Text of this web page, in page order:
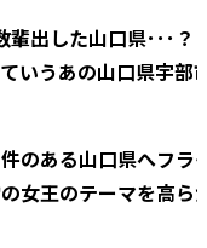
輩出した山口県･･･？
いうあの山口県宇部
のある山口県へフラ
女王のテーマを高ら